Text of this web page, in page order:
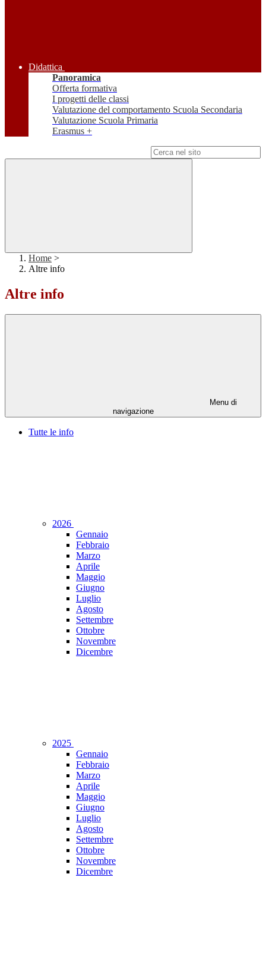
Didattica
Panoramica
Offerta formativa
I progetti delle classi
Valutazione del comportamento Scuola Secondaria
Valutazione Scuola Primaria
Erasmus +
Home >
Altre info
Altre info
Menu di
navigazione
Tutte le info
2026
Gennaio
Febbraio
Marzo
Aprile
Maggio
Giugno
Luglio
Agosto
Settembre
Ottobre
Novembre
Dicembre
2025
Gennaio
Febbraio
Marzo
Aprile
Maggio
Giugno
Luglio
Agosto
Settembre
Ottobre
Novembre
Dicembre